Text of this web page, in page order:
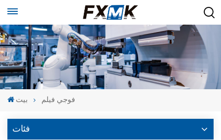
بيت فوجي فيلم
فئات